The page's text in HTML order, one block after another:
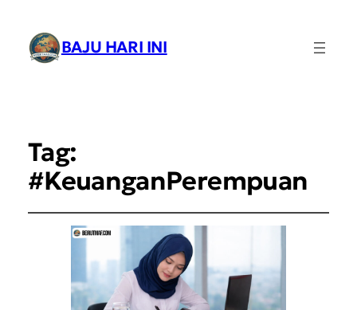
BAJU HARI INI
Tag:
#KeuanganPerempuan